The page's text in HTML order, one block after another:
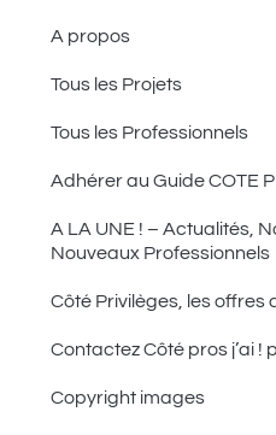
A propos
Tous les Projets
Tous les Professionnels
Adhérer au Guide COTE
A LA UNE ! – Actualités,
Nouveaux Professionnels
Côté Privilèges, les offres
Contactez Côté pros j’ai !
Copyright images